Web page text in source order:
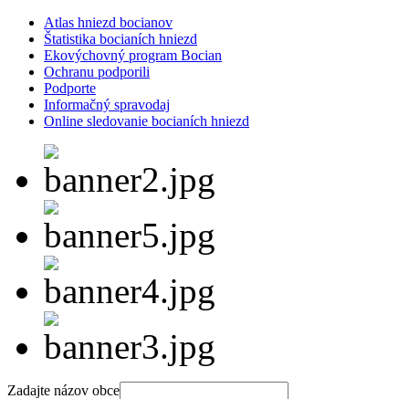
Atlas hniezd bocianov
Štatistika bocianích hniezd
Ekovýchovný program Bocian
Ochranu podporili
Podporte
Informačný spravodaj
Online sledovanie bocianích hniezd
Zadajte názov obce